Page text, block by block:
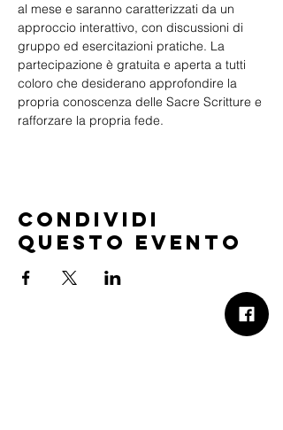
al mese e saranno caratterizzati da un
approccio interattivo, con discussioni di
gruppo ed esercitazioni pratiche. La
partecipazione è gratuita e aperta a tutti
coloro che desiderano approfondire la
propria conoscenza delle Sacre Scritture e
rafforzare la propria fede.
Condividi
questo evento